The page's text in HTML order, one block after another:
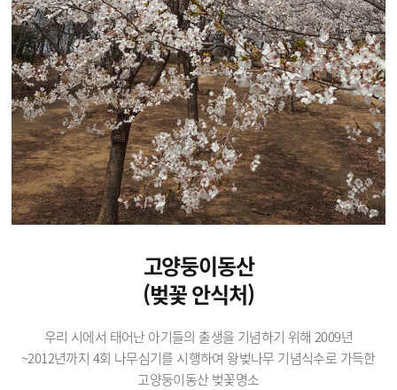
고양둥이동산
(벚꽃 안식처)
우리 시에서 태어난 아기들의 출생을 기념하기 위해 2009년
~2012년까지 4회 나무심기를 시행하여 왕벚나무 기념식수로 가득한
고양둥이동산 벚꽃명소